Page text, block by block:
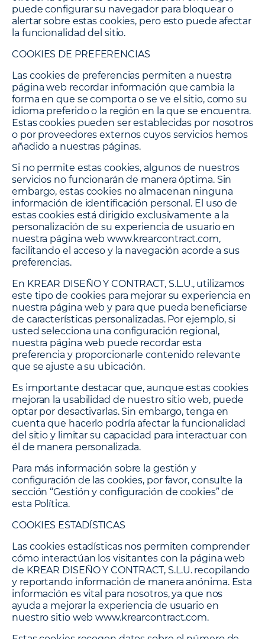
puede configurar su navegador para bloquear o
alertar sobre estas cookies, pero esto puede afectar
la funcionalidad del sitio.
COOKIES DE PREFERENCIAS
Las cookies de preferencias permiten a nuestra
página web recordar información que cambia la
forma en que se comporta o se ve el sitio, como su
idioma preferido o la región en la que se encuentra.
Estas cookies pueden ser establecidas por nosotros
o por proveedores externos cuyos servicios hemos
añadido a nuestras páginas.
Si no permite estas cookies, algunos de nuestros
servicios no funcionarán de manera óptima. Sin
embargo, estas cookies no almacenan ninguna
información de identificación personal. El uso de
estas cookies está dirigido exclusivamente a la
personalización de su experiencia de usuario en
nuestra página web www.krearcontract.com,
facilitando el acceso y la navegación acorde a sus
preferencias.
En KREAR DISEÑO Y CONTRACT, S.L.U., utilizamos
este tipo de cookies para mejorar su experiencia en
nuestra página web y para que pueda beneficiarse
de características personalizadas. Por ejemplo, si
usted selecciona una configuración regional,
nuestra página web puede recordar esta
preferencia y proporcionarle contenido relevante
que se ajuste a su ubicación.
Es importante destacar que, aunque estas cookies
mejoran la usabilidad de nuestro sitio web, puede
optar por desactivarlas. Sin embargo, tenga en
cuenta que hacerlo podría afectar la funcionalidad
del sitio y limitar su capacidad para interactuar con
él de manera personalizada.
Para más información sobre la gestión y
configuración de las cookies, por favor, consulte la
sección “Gestión y configuración de cookies” de
esta Política.
COOKIES ESTADÍSTICAS
Las cookies estadísticas nos permiten comprender
cómo interactúan los visitantes con la página web
de KREAR DISEÑO Y CONTRACT, S.L.U. recopilando
y reportando información de manera anónima. Esta
información es vital para nosotros, ya que nos
ayuda a mejorar la experiencia de usuario en
nuestro sitio web www.krearcontract.com.